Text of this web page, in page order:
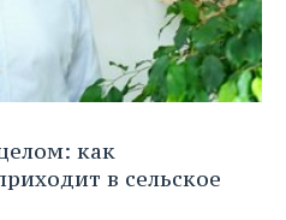
как
в сельское